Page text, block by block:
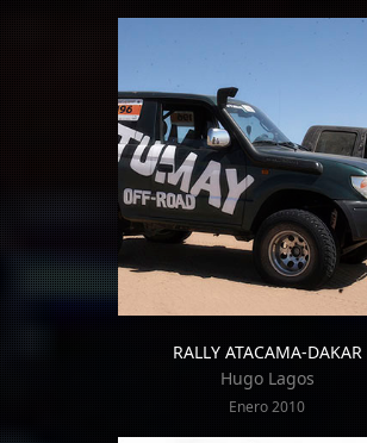
RALLY ATACAMA-DAKAR
Hugo Lagos
Enero 2010